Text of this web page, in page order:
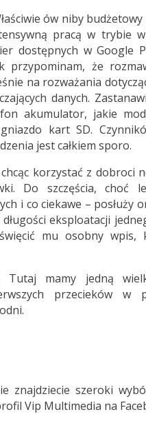
ów niby
pracą w trybie
dostępnych w Google
przypominam, że
na rozważania
danych.
akumulator, jakie
kart SD.
jest całkiem sporo.
korzystać z dobroci
Do szczęścia, choć
i co ciekawe – posłuży
eksploatacji
mu osobny
mamy jedną
przecieków w
znajdziecie szeroki
Vip Multimedia na